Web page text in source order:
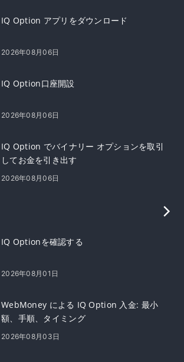
IQ Option アプリをダウンロード
2026年08月06日
IQ Option口座開設
2026年08月06日
IQ Option でバイナリー オプションを取引
してお金を引き出す
2026年08月06日
IQ Optionを確認する
2026年08月01日
WebMoney による IQ Option 入金: 最小
額、手順、タイミング
2026年08月03日